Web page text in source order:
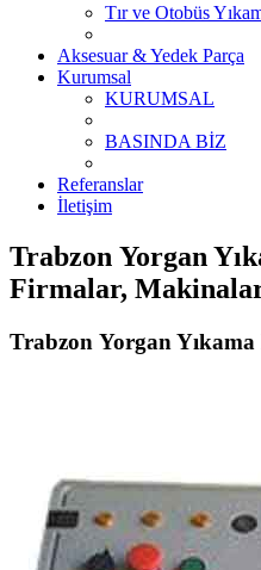
Tır ve Otobüs
Aksesuar & Yedek Parça
Kurumsal
KURUMSAL
BASINDA BİZ
Referanslar
İletişim
Trabzon Yorgan
Firmalar,
Trabzon Yorgan